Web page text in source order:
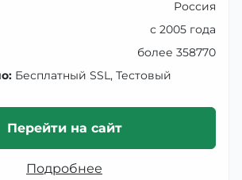
Россия
с 2005 года
более 358770
Бесплатный SSL, Тестовый
Перейти на сайт
Подробнее